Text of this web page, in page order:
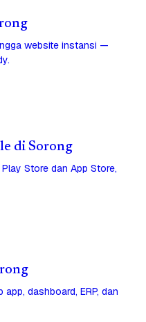
website instansi —
di Sorong
Store dan App Store,
dashboard, ERP, dan